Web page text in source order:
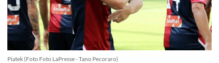
Piatek (Foto Foto LaPresse - Tano Pecoraro)